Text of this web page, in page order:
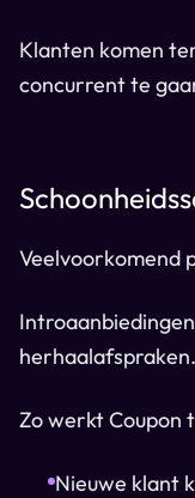
Klanten komen
concurrent te
Veelvoorkomend
herhaalafspraken.
Zo werkt Coupon
Nieuwe klant